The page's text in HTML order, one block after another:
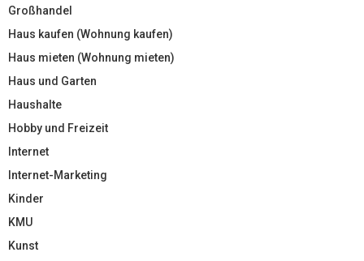
Großhandel
Haus kaufen (Wohnung kaufen)
Haus mieten (Wohnung mieten)
Haus und Garten
Haushalte
Hobby und Freizeit
Internet
Internet-Marketing
Kinder
KMU
Kunst